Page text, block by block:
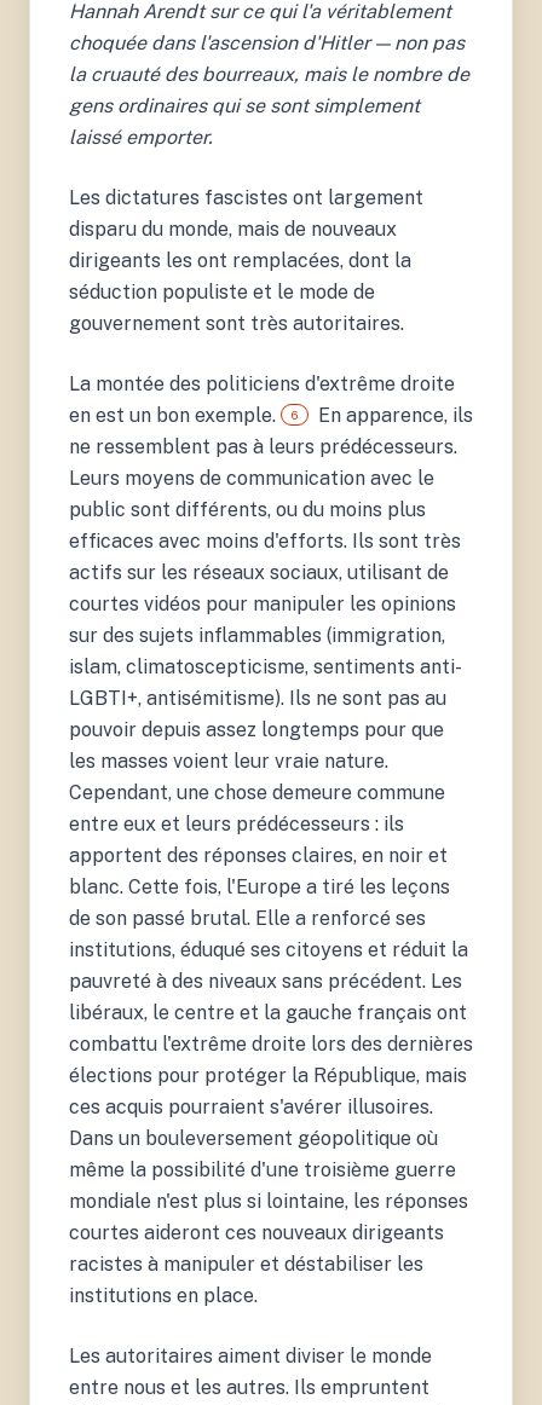
Hannah Arendt sur ce qui l'a véritablement
choquée dans l'ascension d'Hitler — non pas
la cruauté des bourreaux, mais le nombre de
gens ordinaires qui se sont simplement
laissé emporter.
Les dictatures fascistes ont largement
disparu du monde, mais de nouveaux
dirigeants les ont remplacées, dont la
séduction populiste et le mode de
gouvernement sont très autoritaires.
La montée des politiciens d'extrême droite
en est un bon exemple.
6
Formes de l'Histoire.
Paris: Gallimard;
Levitsky & Ziblatt, 2018;
Stanley, J. (2018). How
Fascism Works: The
Random House.
En apparence, ils
ne ressemblent pas à leurs prédécesseurs.
Leurs moyens de communication avec le
public sont différents, ou du moins plus
efficaces avec moins d'efforts. Ils sont très
actifs sur les réseaux sociaux, utilisant de
courtes vidéos pour manipuler les opinions
sur des sujets inflammables (immigration,
islam, climatoscepticisme, sentiments anti-
LGBTI+, antisémitisme). Ils ne sont pas au
pouvoir depuis assez longtemps pour que
les masses voient leur vraie nature.
Cependant, une chose demeure commune
entre eux et leurs prédécesseurs : ils
apportent des réponses claires, en noir et
blanc. Cette fois, l'Europe a tiré les leçons
de son passé brutal. Elle a renforcé ses
institutions, éduqué ses citoyens et réduit la
pauvreté à des niveaux sans précédent. Les
libéraux, le centre et la gauche français ont
combattu l'extrême droite lors des dernières
élections pour protéger la République, mais
ces acquis pourraient s'avérer illusoires.
Dans un bouleversement géopolitique où
même la possibilité d'une troisième guerre
mondiale n'est plus si lointaine, les réponses
courtes aideront ces nouveaux dirigeants
racistes à manipuler et déstabiliser les
institutions en place.
Les autoritaires aiment diviser le monde
entre nous et les autres. Ils empruntent